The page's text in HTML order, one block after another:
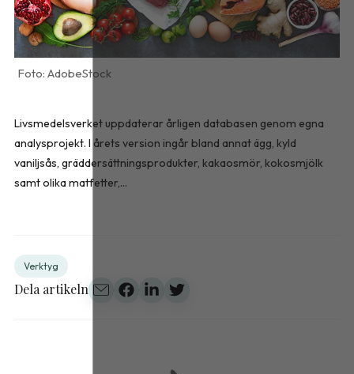
AdobeStock
Livsmedelsverket uppdaterar årligen databasen genom egna
analysprojekt. I årets version ingår bland annat ägg, kyld
vaniljsås, gräddersättningsprodukter, kakaosmör, kokosmjölk
samt olika matfetter,...
Verktyg
Dela artikeln